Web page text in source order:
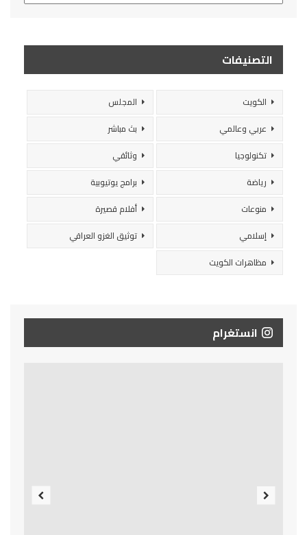
التصنيفات
الكويت
المجلس
عربي وعالمي
بث مباشر
تكنولوجيا
وثائقي
رياضة
برامج يوتيوبية
منوعات
أفلام قصيرة
إسلامي
توثيق الغزو العراقي
مظاهرات الكويت
انستغرام